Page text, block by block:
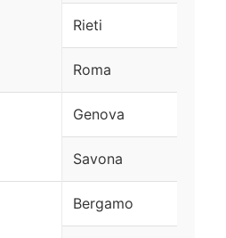
Rieti
Roma
Genova
Savona
Bergamo